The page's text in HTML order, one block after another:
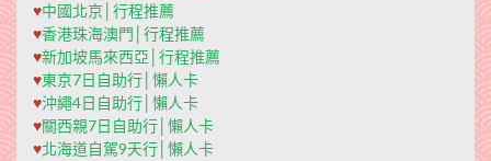
♥中國北京│行程推薦
♥香港珠海澳門│行程推薦
♥新加坡馬來西亞│行程推薦
♥東京7日自助行│懶人卡
♥沖繩4日自助行│懶人卡
♥關西親7日自助行│懶人卡
♥北海道自駕9天行│懶人卡